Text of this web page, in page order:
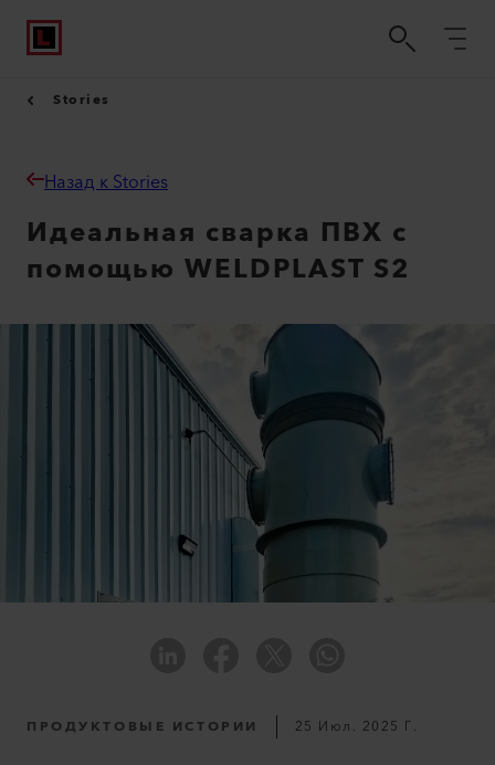
Stories
Назад к Stories
Идеальная сварка ПВХ с
помощью WELDPLAST S2
ПРОДУКТОВЫЕ ИСТОРИИ 25 Июл. 2025 Г.